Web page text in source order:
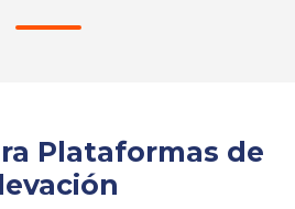
Plataformas de